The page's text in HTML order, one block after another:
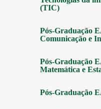
(TIC)
Pós-Graduação
Comunicação e
Pós-Graduação
Matemática e
Pós-Graduação